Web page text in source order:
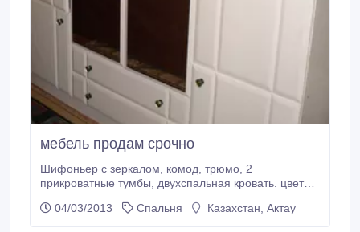
мебель продам срочно
Шифоньер с зеркалом, комод, трюмо, 2
прикроватные тумбы, двухспальная кровать. цвет
04/03/2013
Спальня Казахстан, Актау